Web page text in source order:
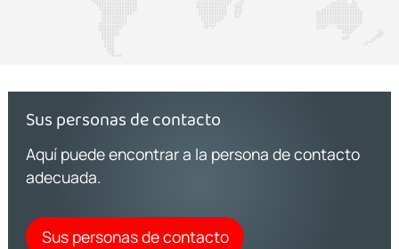
Sus personas de contacto
Aquí puede encontrar a la persona de contacto
adecuada.
Sus personas de contacto